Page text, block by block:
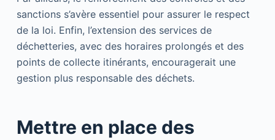
sanctions s’avère essentiel pour assurer le respect
de la loi. Enfin, l’extension des services de
déchetteries, avec des horaires prolongés et des
points de collecte itinérants, encouragerait une
gestion plus responsable des déchets.
Mettre en place des